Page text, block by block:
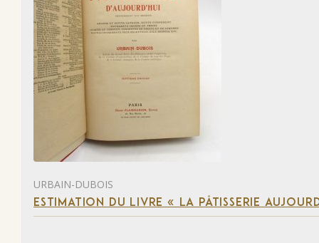
URBAIN-DUBOIS
ESTIMATION DU LIVRE « LA PÂTISSERIE